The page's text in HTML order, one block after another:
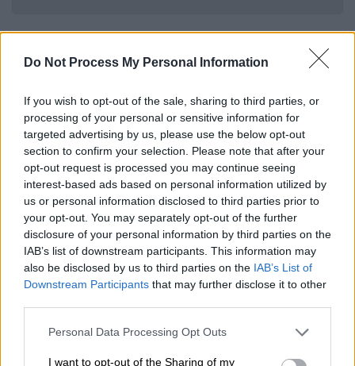
Do Not Process My Personal Information
If you wish to opt-out of the sale, sharing to third parties, or
processing of your personal or sensitive information for
targeted advertising by us, please use the below opt-out
section to confirm your selection. Please note that after your
opt-out request is processed you may continue seeing
interest-based ads based on personal information utilized by
us or personal information disclosed to third parties prior to
your opt-out. You may separately opt-out of the further
disclosure of your personal information by third parties on the
IAB’s list of downstream participants. This information may
also be disclosed by us to third parties on the IAB’s List of
Downstream Participants that may further disclose it to other
Please note that this website/app uses one or more Google
not limited to your visit or usage behaviour. You may click to
Personal Data Processing Opt Outs
I want to opt-out of the Sharing of my
Ιδιαίτερα αποκαλυπτικοί είναι,
χαρακτηριστικά, οιδιάλογοι του 2021
βουλευτή και τον πρόεδρο του ΟΠΕΚΕΠΕ, οι
οποίοι καταγράφονται στην αρχική
δικογραφία.
Διευθυντής:Μπορείς να πεις στον δικό
μας να μας βγάλει μια λίστα δικαιούχων
για κλημεντίνες στην …;
Πρόεδρος ΟΠΕΚΕΠΕ:ΟΣΔΕ κλημεντίνης;
Διευθυντής:Ναι. Πόσοι είναι, τι ποσά,
αν γίνεται και ανά περιοχή ή και ονόματα
αλλού και τα δώσουμε στους δικούς μας